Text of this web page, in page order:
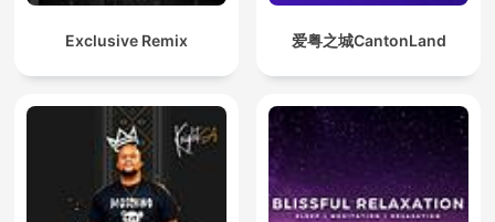
Exclusive Remix 爱粤之城CantonLand